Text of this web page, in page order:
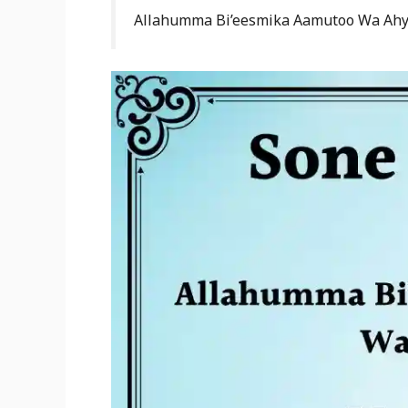
Allahumma Bi’eesmika Aamutoo Wa